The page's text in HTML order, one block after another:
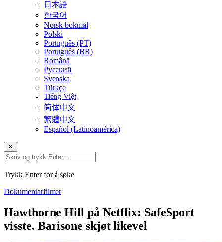
日本語
한국어
Norsk bokmål
Polski
Português (PT)
Português (BR)
Română
Русский
Svenska
Türkçe
Tiếng Việt
简体中文
繁體中文
Español (Latinoamérica)
✕
Trykk Enter for å søke
Dokumentarfilmer
Hawthorne Hill på Netflix: SafeSport
visste. Barisone skjøt likevel